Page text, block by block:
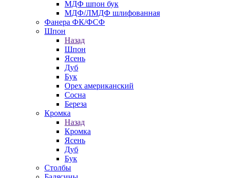
МДФ шпон бук
МДФ/ЛМДФ шлифованная
Фанера ФК/ФСФ
Шпон
Назад
Шпон
Ясень
Дуб
Бук
Орех американский
Сосна
Береза
Кромка
Назад
Кромка
Ясень
Дуб
Бук
Столбы